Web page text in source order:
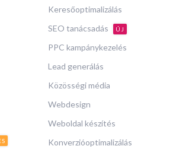
Keresőoptimalizálás
SEO tanácsadás
ÚJ
PPC kampánykezelés
Lead generálás
Közösségi média
Webdesign
Weboldal készítés
Konverzióoptimalizálás